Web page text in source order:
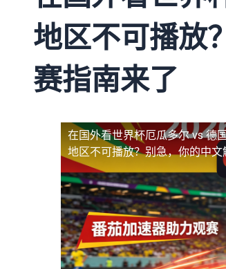
地区不可播放
赛指南来了
在国外看世界杯厄瓜多尔 vs 德
地区不可播放？别急，你的中